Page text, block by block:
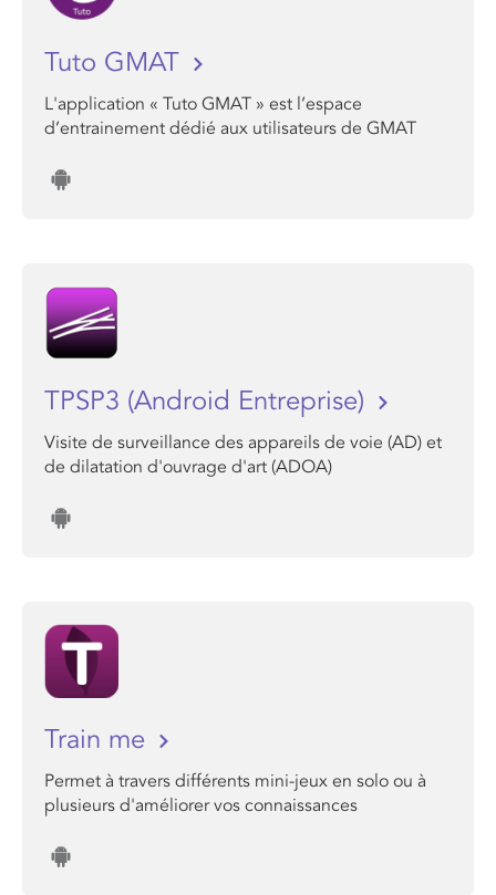
Tuto GMAT
L'application « Tuto GMAT » est l’espace
d’entrainement dédié aux utilisateurs de GMAT
TPSP3 (Android Entreprise)
Visite de surveillance des appareils de voie (AD) et
de dilatation d'ouvrage d'art (ADOA)
Train me
Permet à travers différents mini-jeux en solo ou à
plusieurs d'améliorer vos connaissances